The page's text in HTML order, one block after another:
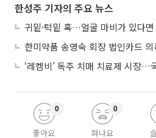
한성주 기자의 주요 뉴스
귀밑·턱밑 혹…얼굴 마비가 있다면
‘레켐비’ 독주 치매 치료제 시장…
좋아요
0
화나요
0